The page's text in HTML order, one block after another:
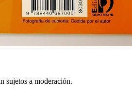
sujetos a moderación.